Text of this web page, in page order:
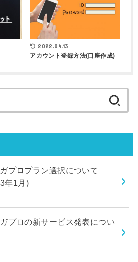
2022.04.13
アカウント登録方法(口座作成)
索:
プロプラン選択について
年1月)
プロの新サービス発表につい